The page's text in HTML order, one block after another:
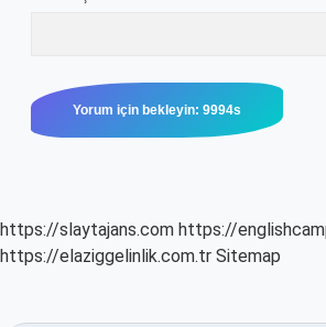
https://slaytajans.com https://
https://elaziggelinlik.com.tr Sitemap